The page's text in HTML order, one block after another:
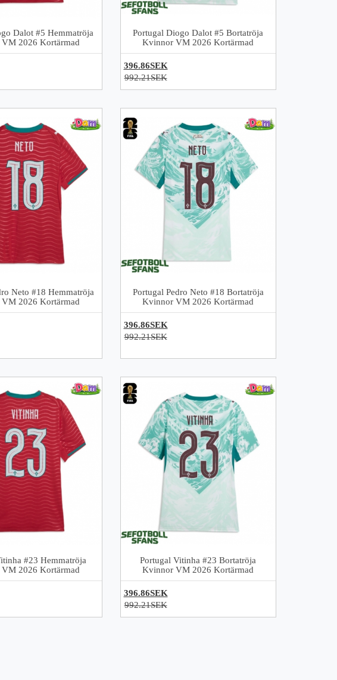
Dalot #5 Hemmatröja
2026 Kortärmad
Portugal Diogo Dalot #5 Bortatröja
Kvinnor VM 2026 Kortärmad
396.86SEK
992.21SEK
Neto #18 Hemmatröja
2026 Kortärmad
Portugal Pedro Neto #18 Bortatröja
Kvinnor VM 2026 Kortärmad
396.86SEK
992.21SEK
#23 Hemmatröja
2026 Kortärmad
Portugal Vitinha #23 Bortatröja
Kvinnor VM 2026 Kortärmad
396.86SEK
992.21SEK